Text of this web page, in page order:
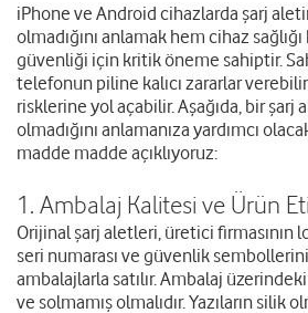
iPhone ve Android cihazlarda şarj
olmadığını anlamak hem cihaz
güvenliği için kritik öneme sahiptir.
telefonun piline kalıcı zararlar
risklerine yol açabilir. Aşağıda, bir
olmadığını anlamanıza yardımcı
madde madde açıklıyoruz:
1. Ambalaj Kalitesi ve Ürün
Orijinal şarj aletleri, üretici firmasının
seri numarası ve güvenlik
ambalajlarla satılır. Ambalaj
ve solmamış olmalıdır. Yazıların silik